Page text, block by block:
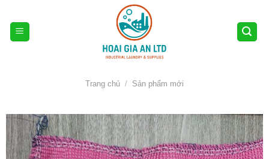
content
Trang chủ / Sản phẩm mới